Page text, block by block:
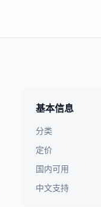
基本信息
分类
定价
国内可用
中文支持